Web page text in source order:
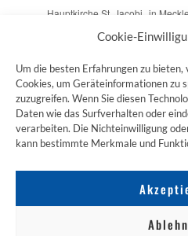
Cookie-
Um die besten Erfahrungen zu
Cookies, um Geräteinformationen zu
zuzugreifen. Wenn Sie diesen
Daten wie das Surfverhalten oder
verarbeiten. Die Nichteinwilligung
kann bestimmte Merkmale und
Hauptkirche St. Jacobi in
ZUM